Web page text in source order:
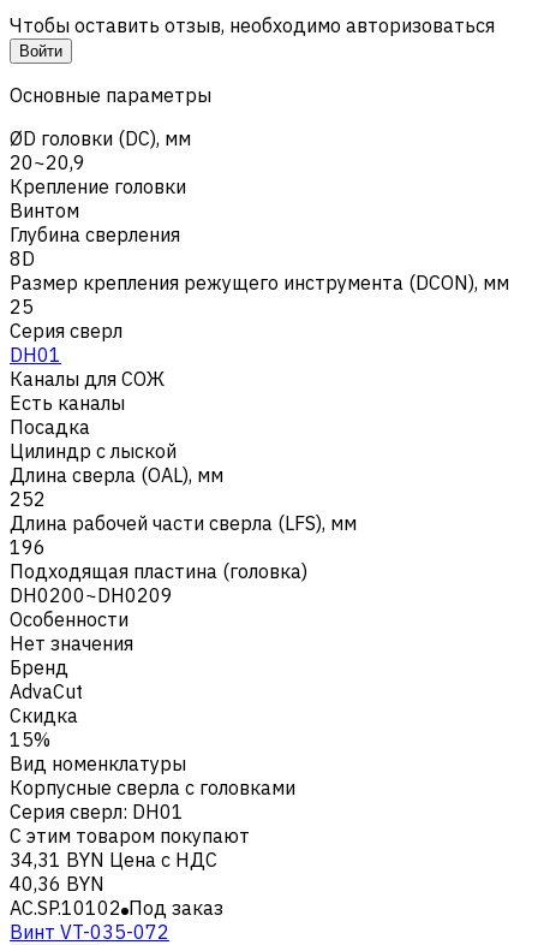
Чтобы оставить отзыв, необходимо авторизоваться
Войти
Основные параметры
ØD головки (DC), мм
20~20,9
Крепление головки
Винтом
Глубина сверления
8D
Размер крепления режущего инструмента (DCON), мм
25
Серия сверл
DH01
Каналы для СОЖ
Есть каналы
Посадка
Цилиндр с лыской
Длина сверла (OAL), мм
252
Длина рабочей части сверла (LFS), мм
196
Подходящая пластина (головка)
DH0200~DH0209
Особенности
Нет значения
Бренд
AdvaCut
Скидка
15%
Вид номенклатуры
Корпусные сверла с головками
Серия сверл: DH01
С этим товаром покупают
34,31 BYN Цена с НДС
40,36 BYN
AC.SP.10102 Под заказ
Винт VT-035-072